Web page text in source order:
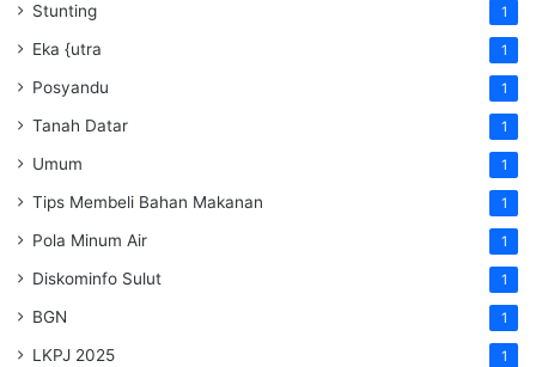
Stunting 1
Eka {utra 1
Posyandu 1
Tanah Datar 1
Umum 1
Tips Membeli Bahan Makanan 1
Pola Minum Air 1
Diskominfo Sulut 1
BGN 1
LKPJ 2025 1